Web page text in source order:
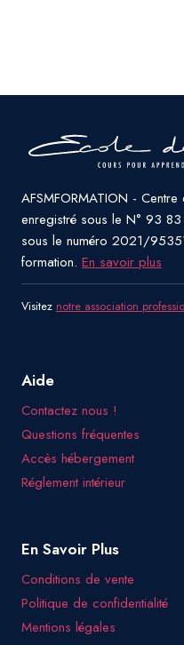
AFSMFORMATION -
enregistré sous le N° 93
sous le numéro 2021/
formation. En savoir plus
Visitez notre association
Aide
Contactez nous !
Questions fréquentes
Accès hébergement
Réglement intérieur
En Savoir Plus
Conditions de vente
Politique de confidentialité
Mentions légales